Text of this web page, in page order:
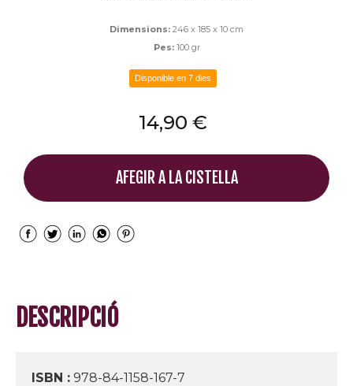
Dimensions: 246 x 185 x 10 cm
Pes: 100 gr
Disponible en 7 dies
14,90 €
AFEGIR A LA CISTELLA
DESCRIPCIÓ
ISBN : 978-84-1158-167-7